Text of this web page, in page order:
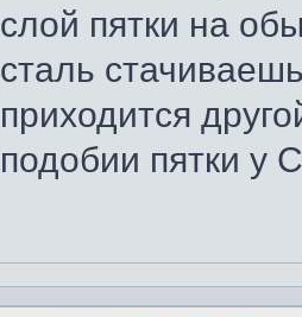
слой пятки на
сталь
приходится
подобии пятки у